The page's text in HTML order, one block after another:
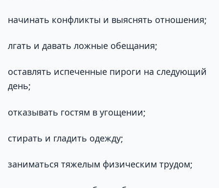
начинать конфликты и выяснять отношения;
лгать и давать ложные обещания;
оставлять испеченные пироги на следующий
день;
отказывать гостям в угощении;
стирать и гладить одежду;
заниматься тяжелым физическим трудом;